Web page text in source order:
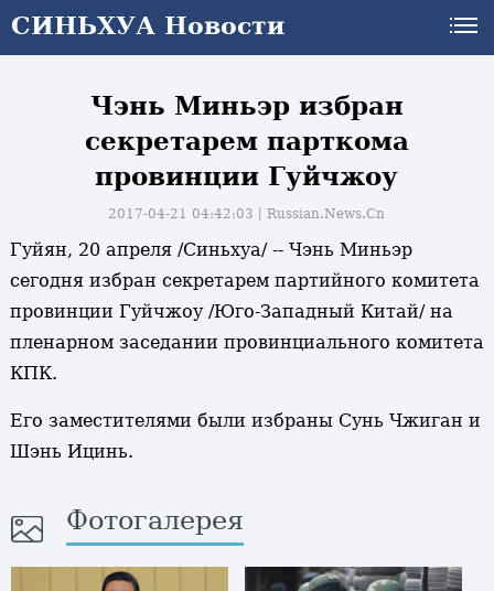
СИНЬХУА Новости
Чэнь Миньэр избран
секретарем парткома
провинции Гуйчжоу
2017-04-21 04:42:03丨Russian.News.Cn
Гуйян, 20 апреля /Синьхуа/ -- Чэнь Миньэр
сегодня избран секретарем партийного комитета
провинции Гуйчжоу /Юго-Западный Китай/ на
пленарном заседании провинциального комитета
КПК.
Его заместителями были избраны Сунь Чжиган и
Шэнь Ицинь.
Фотогалерея